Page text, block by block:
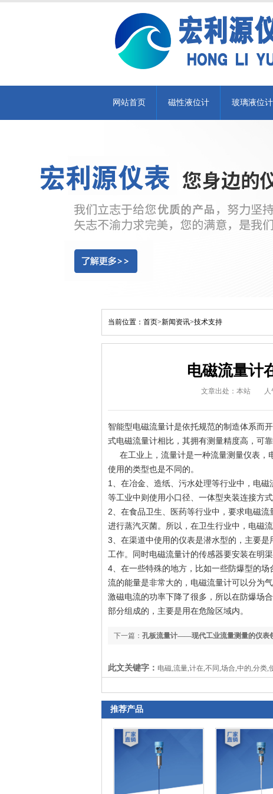
网站首页 磁性液位计 玻璃液位计
当前位置： 首页>新闻资讯>技术支持
电磁流量计
文章出处：本站
智能型电磁流量计是依托规范的制造体系而
式电磁流量计相比，其拥有测量精度高，可
在工业上，流量计是一种流量测量仪表，
使用的类型也是不同的。
1、在冶金、造纸、污水处理等行业中，电
等工业中则使用小口径、一体型夹装连接方
2、在食品卫生、医药等行业中，要求电磁
进行蒸汽灭菌。所以，在卫生行业中，电磁
3、在渠道中使用的仪表是潜水型的，主要
工作。同时电磁流量计的传感器要安装在明
4、在一些特殊的地方，比如一些防爆型的
流的能量是非常大的，电磁流量计可以分为
激磁电流的功率下降了很多，所以在防爆场
部分组成的，主要是用在危险区域内。
下一篇： 孔板流量计——现代工业流量测量的仪表
此文关键字： 电磁,流量,计在,不同,场合,中的,分类,
推荐产品